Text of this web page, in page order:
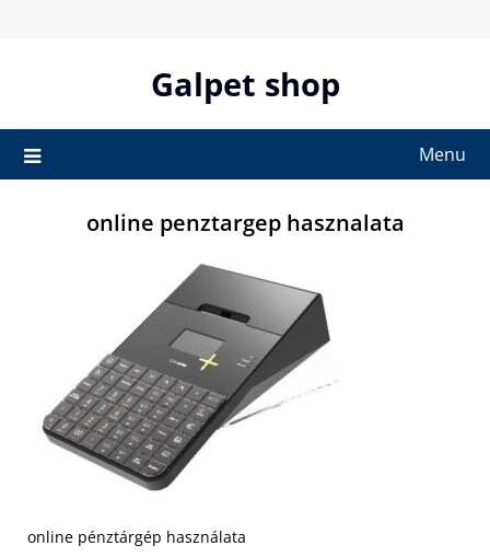
Galpet shop
Menu
online penztargep hasznalata
online pénztárgép használata